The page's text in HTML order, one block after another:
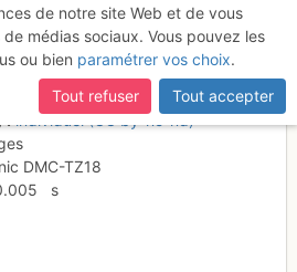
individuel (CC by-nc-nd)
DMC-TZ18
s
de notre site Web et de vous
médias sociaux. Vous pouvez les
ou bien paramétrer vos choix.
Tout refuser
Tout accepter